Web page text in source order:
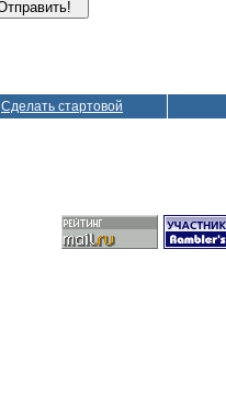
Сделать стартовой